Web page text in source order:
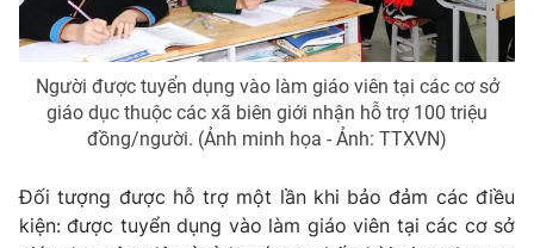
Chất lượng cuộc sống
Tuyển sinh
Học trực tuyến
Công nghệ
Hitech Công nghệ tương lai
Sản phẩm
Tư vấn
Giao lưu trực tuyến
Người được tuyển dụng vào làm giáo viên tại các cơ sở
giáo dục thuộc các xã biên giới nhận hỗ trợ 100 triệu
đồng/người. (Ảnh minh họa - Ảnh: TTXVN)
Đối tượng được hỗ trợ một lần khi bảo đảm các điều
kiện: được tuyển dụng vào làm giáo viên tại các cơ sở